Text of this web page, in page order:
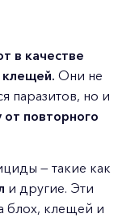
в качестве
клещей. Они не
паразитов, но и
повторного
— такие как
и другие. Эти
блох, клещей и